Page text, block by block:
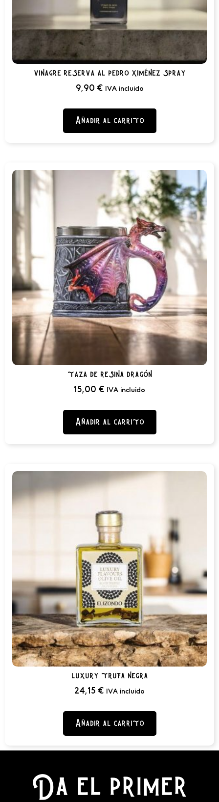
vinagre reserva al pedro ximénez spray
9,90 € IVA incluido
Añadir al carrito
taza de resina dragón
15,00 € IVA incluido
Añadir al carrito
luxury trufa negra
24,15 € IVA incluido
Añadir al carrito
Da el primer